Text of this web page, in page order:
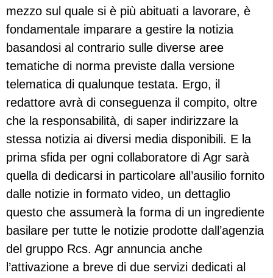
mezzo sul quale si è più abituati a lavorare, è
fondamentale imparare a gestire la notizia
basandosi al contrario sulle diverse aree
tematiche di norma previste dalla versione
telematica di qualunque testata. Ergo, il
redattore avrà di conseguenza il compito, oltre
che la responsabilità, di saper indirizzare la
stessa notizia ai diversi media disponibili. E la
prima sfida per ogni collaboratore di Agr sarà
quella di dedicarsi in particolare all’ausilio fornito
dalle notizie in formato video, un dettaglio
questo che assumerà la forma di un ingrediente
basilare per tutte le notizie prodotte dall’agenzia
del gruppo Rcs. Agr annuncia anche
l’attivazione a breve di due servizi dedicati al